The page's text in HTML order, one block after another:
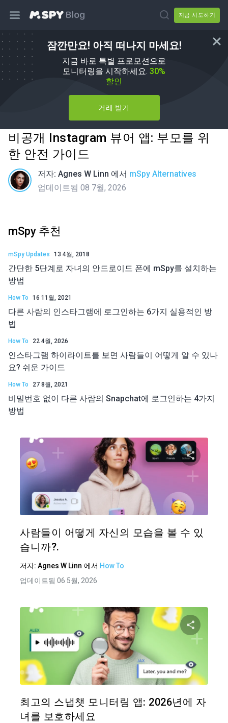
지금 시도하기
잠깐만요! 아직 떠나지 마세요!
지금 바로 특별 프로모션으로
모니터링을 시작하세요. 30%
할인
거래 받기
비공개 Instagram 뷰어 앱: 부모를 위
한 안전 가이드
저자: Agnes W Linn 에서 mSpy Alternatives
업데이트됨 08 7월, 2026
mSpy 추천
mSpy Updates 13 4월, 2018
간단한 5단계로 자녀의 안드로이드 폰에 mSpy를 설치하는
방법
How To 16 11월, 2021
다른 사람의 인스타그램에 로그인하는 6가지 실용적인 방
법
How To 22 4월, 2026
인스타그램 하이라이트를 보면 사람들이 어떻게 알 수 있나
요? 쉬운 가이드
How To 27 8월, 2021
비밀번호 없이 다른 사람의 Snapchat에 로그인하는 4가지
방법
사람들이 어떻게 자신의 모습을 볼 수 있
습니까?.
저자: Agnes W Linn 에서 How To
업데이트됨 06 5월, 2026
최고의 스냅챗 모니터링 앱: 2026년에 자
녀를 보호하세요